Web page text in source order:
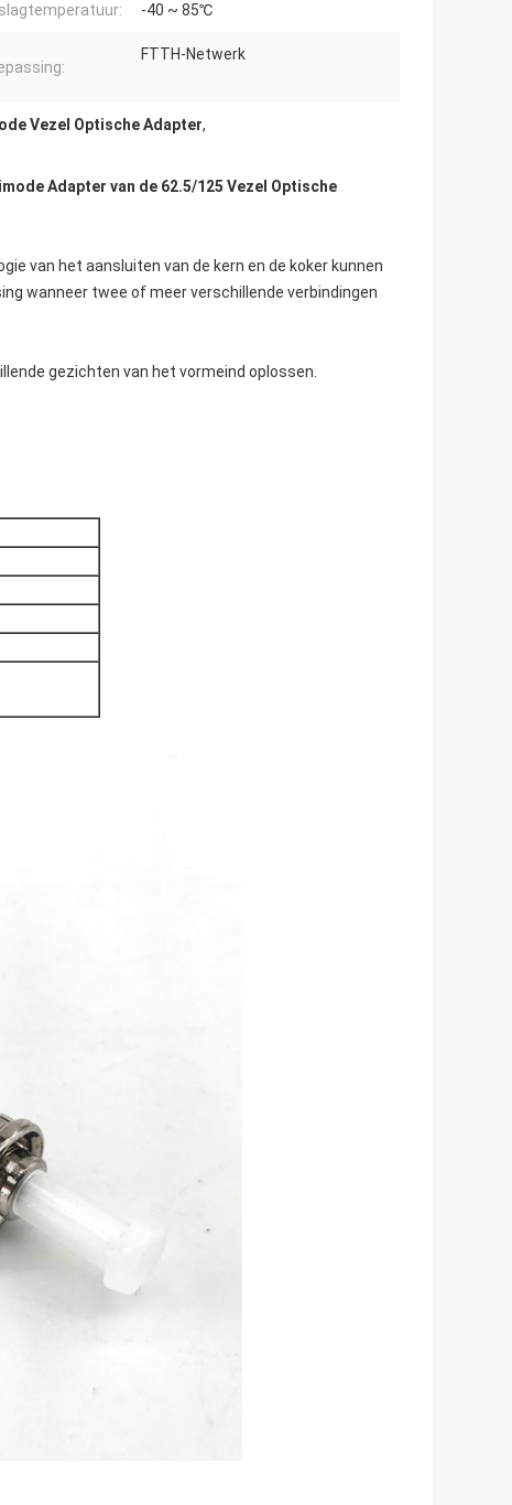
-40 ~ 85℃
FTTH-Netwerk
Vezel Optische Adapter,
Adapter van de 62.5/125 Vezel Optische
van het aansluiten van de kern en de koker kunnen
wanneer twee of meer verschillende verbindingen
gezichten van het vormeind oplossen.